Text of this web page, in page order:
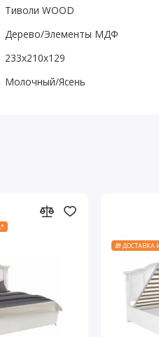
Тиволи WOOD
Дерево/Элементы МДФ
233x210x129
Молочный/Ясень
🎁 ДОСТАВКА